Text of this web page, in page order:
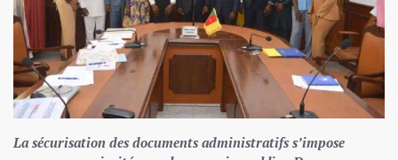
La sécurisation des documents administratifs s’impose